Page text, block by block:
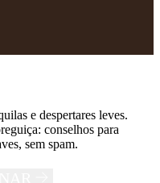
e despertares leves.
conselhos para
sem spam.